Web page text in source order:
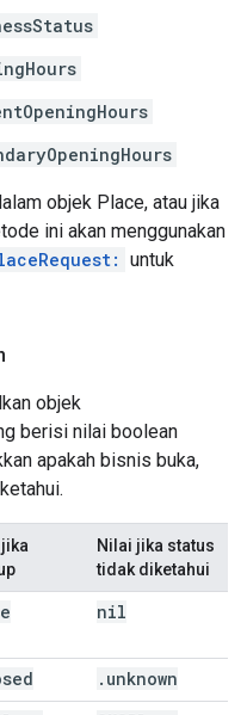
objek Place, atau jika
ini akan menggunakan
untuk
objek
berisi nilai boolean
apakah bisnis buka,
Nilai jika status
tidak diketahui
nil
. unknown